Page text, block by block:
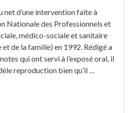
net d’une intervention faite à
Nationale des Professionnels et
médico-sociale et sanitaire
et de la famille) en 1992. Rédigé a
qui ont servi à l’exposé oral, il
reproduction bien qu’il …